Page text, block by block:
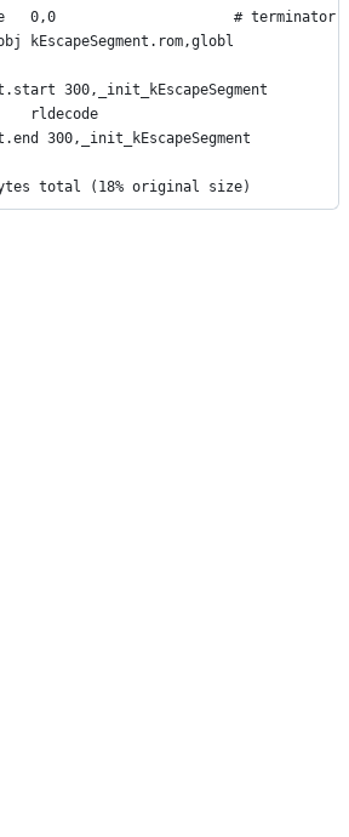
	.byte	0,0                     # terminator
	.endobj	kEscapeSegment.rom,globl
300,_init_kEscapeSegment
	call	rldecode
300,_init_kEscapeSegment
bytes total (18% original size)